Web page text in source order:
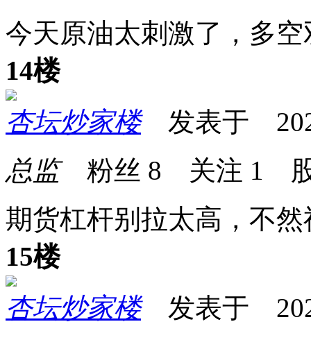
今天原油太刺激了，多空
14楼
杏坛炒家楼发表于
总监粉丝 8 关注 1
期货杠杆别拉太高，不
15楼
杏坛炒家楼发表于